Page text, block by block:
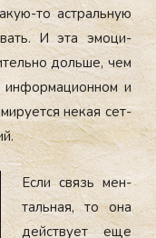
то ас­траль­ную
И эта эмо­ци­
доль­ше, чем
и
не­кая сет­
Ес­ли связь мен­
таль­ная, то она
дей­ству­ет еще